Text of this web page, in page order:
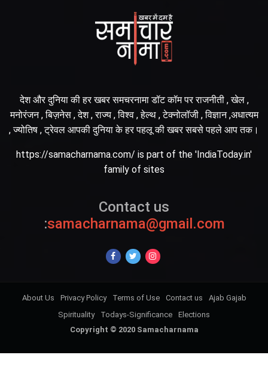
देश और दुनिया की हर खबर समचरनामा डॉट कॉम पर राजनीती , खेल ,
मनोरंजन , बिज़नेस , देश , राज्य , विश्व , हेल्थ , टेक्नोलॉजी , विज्ञान ,अधात्यम
, ज्योतिष , ट्रेवल आपकी दुनिया के हर पहलू की खबर सबसे पहले आप तक।
https://samacharnama.com/ is part of the 'IndiaToday.in'
family of sites
Contact us
:samacharnama@gmail.com
Copyright © 2020 Samacharnama
About Us Privacy Policy Terms of Use Contact us
Ajab Gajab
Spirituality
Todays-Significance Elections